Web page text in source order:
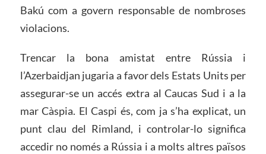
Bakú com a govern responsable de nombroses
violacions.
Trencar la bona amistat entre Rússia i
l’Azerbaidjan jugaria a favor dels Estats Units per
assegurar-se un accés extra al Caucas Sud i a la
mar Càspia. El Caspi és, com ja s’ha explicat, un
punt clau del Rimland, i controlar-lo significa
accedir no només a Rússia i a molts altres països